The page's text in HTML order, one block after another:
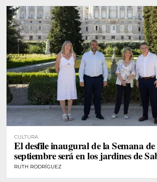
CULTURA
El desfile inaugural de la Semana
septiembre será en los jardines de
RUTH RODRÍGUEZ